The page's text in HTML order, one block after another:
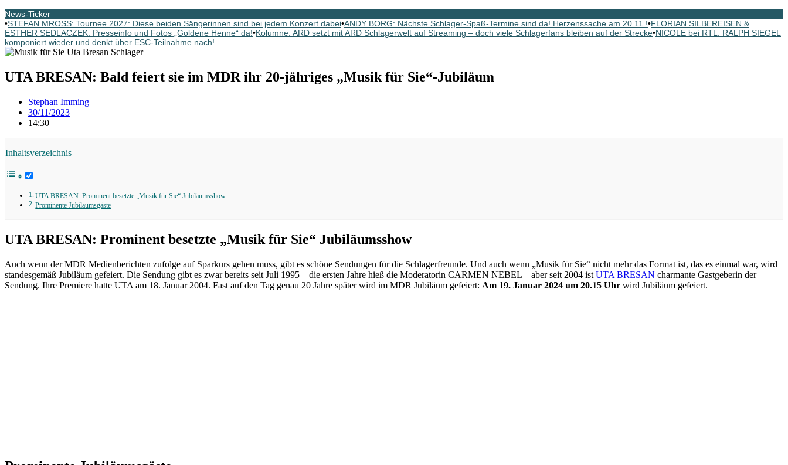
News-Ticker
•STEFAN MROSS: Tournee 2027: Diese beiden Sängerinnen sind bei jedem Konzert dabei•ANDY BORG: Nächste Schlager-Spaß-Termine sind da! Herzenssache am 20.11.!•FLORIAN SILBEREISEN &
ESTHER SEDLACZEK: Presseinfo und Fotos „Goldene Henne“ da!•Kolumne: ARD setzt mit ARD Schlagerwelt auf Streaming – doch viele Schlagerfans bleiben auf der Strecke•NICOLE bei RTL: RALPH SIEGEL
komponiert wieder und denkt über ESC-Teilnahme nach!
UTA BRESAN: Bald feiert sie im MDR ihr 20-jähriges „Musik für Sie“-Jubiläum
Stephan Imming
30/11/2023
14:30
Inhaltsverzeichnis
UTA BRESAN: Prominent besetzte „Musik für Sie“ Jubiläumsshow
Prominente Jubiläumsgäste
UTA BRESAN: Prominent besetzte „Musik für Sie“ Jubiläumsshow
Auch wenn der MDR Medienberichten zufolge auf Sparkurs gehen muss, gibt es schöne Sendungen für die Schlagerfreunde. Und auch wenn „Musik für Sie“ nicht mehr das Format ist, das es einmal war, wird
standesgemäß Jubiläum gefeiert. Die Sendung gibt es zwar bereits seit Juli 1995 – die ersten Jahre hieß die Moderatorin CARMEN NEBEL – aber seit 2004 ist UTA BRESAN charmante Gastgeberin der
Sendung. Ihre Premiere hatte UTA am 18. Januar 2004. Fast auf den Tag genau 20 Jahre später wird im MDR Jubiläum gefeiert: Am 19. Januar 2024 um 20.15 Uhr wird Jubiläum gefeiert.